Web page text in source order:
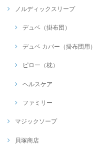
ノルディックスリープ
デュベ（掛布団）
デュベ カバー（掛布団用）
ピロー（枕）
ヘルスケア
ファミリー
マジックソープ
貝塚商店